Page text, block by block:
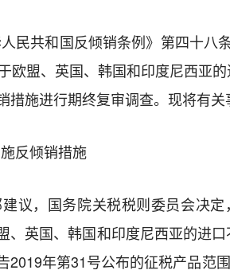
民共和国反倾销条例》第四十八
欧盟、 英国、 韩国和印度尼西亚
措施进行期终复审调查。现将有关
反倾销措施
议，国务院关税税则委员会决
英国、韩国和印度尼西亚的进
2019年第31号公布的征税产品范